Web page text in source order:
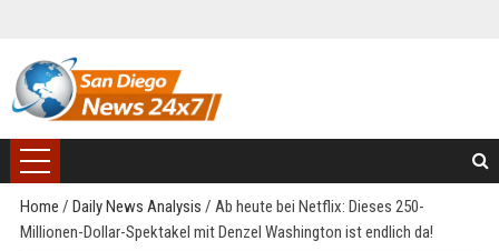
Home / Daily News Analysis / Ab heute bei Netflix: Dieses 250-
Millionen-Dollar-Spektakel mit Denzel Washington ist endlich da!